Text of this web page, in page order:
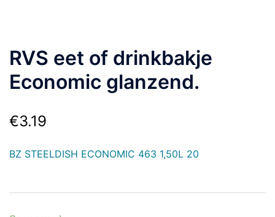
RVS eet of drinkbakje
Economic glanzend.
€3.19
BZ STEELDISH ECONOMIC 463 1,50L 20